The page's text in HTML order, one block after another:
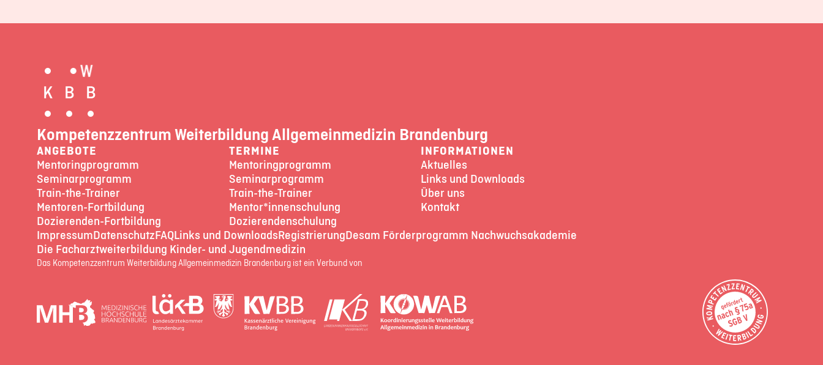
Kompetenzzentrum Weiterbildung Allgemeinmedizin Brandenburg
ANGEBOTE
Mentoringprogramm
Seminarprogramm
Train-the-Trainer
Mentoren-Fortbildung
Dozierenden-Fortbildung
TERMINE
Mentoringprogramm
Seminarprogramm
Train-the-Trainer
Mentor*innenschulung
Dozierendenschulung
INFORMATIONEN
Aktuelles
Links und Downloads
Über uns
Kontakt
ImpressumDatenschutzFAQLinks und DownloadsRegistrierungDesam Förderprogramm Nachwuchsakademie
Die Facharztweiterbildung Kinder- und Jugendmedizin
Das Kompetenzzentrum Weiterbildung Allgemeinmedizin Brandenburg ist ein Verbund von